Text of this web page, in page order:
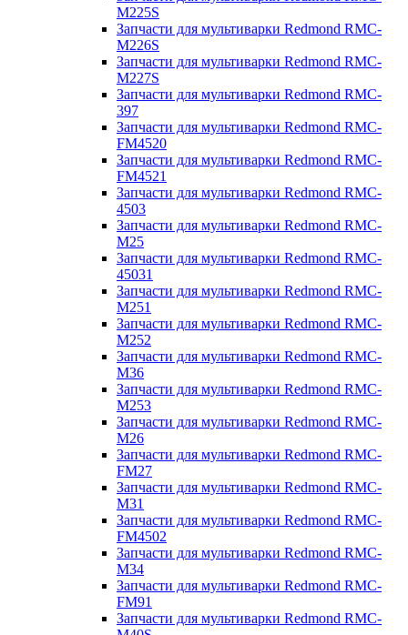
M225S
Запчасти для мультиварки Redmond RMC-
M226S
Запчасти для мультиварки Redmond RMC-
M227S
Запчасти для мультиварки Redmond RMC-
397
Запчасти для мультиварки Redmond RMC-
FM4520
Запчасти для мультиварки Redmond RMC-
FM4521
Запчасти для мультиварки Redmond RMC-
4503
Запчасти для мультиварки Redmond RMC-
M25
Запчасти для мультиварки Redmond RMC-
45031
Запчасти для мультиварки Redmond RMC-
M251
Запчасти для мультиварки Redmond RMC-
M252
Запчасти для мультиварки Redmond RMC-
M36
Запчасти для мультиварки Redmond RMC-
M253
Запчасти для мультиварки Redmond RMC-
M26
Запчасти для мультиварки Redmond RMC-
FM27
Запчасти для мультиварки Redmond RMC-
M31
Запчасти для мультиварки Redmond RMC-
FM4502
Запчасти для мультиварки Redmond RMC-
M34
Запчасти для мультиварки Redmond RMC-
FM91
Запчасти для мультиварки Redmond RMC-